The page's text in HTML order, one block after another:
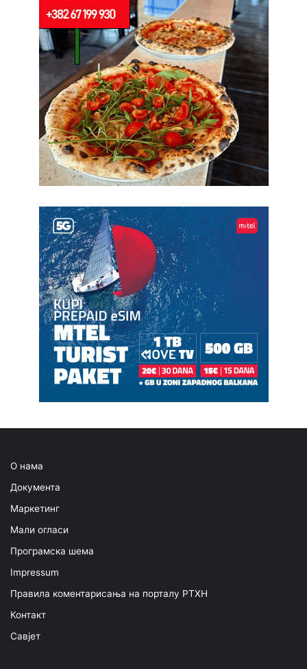
О нама
Документа
Маркетинг
Мали огласи
Програмска шема
Impressum
Правила коментарисања на порталу РТХН
Контакт
Савјет